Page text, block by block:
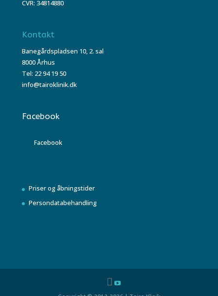
CVR: 34814880
Kontakt
Banegårdspladsen 10, 2. sal
8000 Århus
Tel: 22 94 19 50
info@tairoklinik.dk
Facebook
Facebook
Priser og åbningstider
Persondatabehandling